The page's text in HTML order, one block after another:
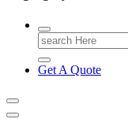
Search
for:
Get A Quote